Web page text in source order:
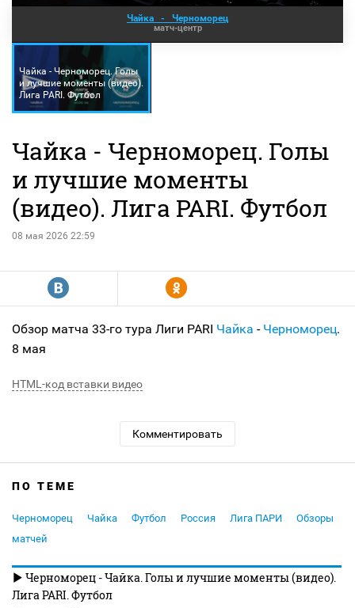
Чайка - Черноморец
матч-центр
Чайка - Черноморец. Голы
и лучшие моменты (видео).
Лига PARI. Футбол
Чайка - Черноморец. Голы
и лучшие моменты
(видео). Лига PARI. Футбол
08 мая 2026 22:59
R Y
Обзор матча 33-го тура Лиги PARI Чайка - Черноморец.
8 мая
HTML-код вставки видео
Комментировать
ПО ТЕМЕ
Черноморец Чайка Футбол Россия Лига ПАРИ
Обзоры
матчей
Черноморец - Чайка. Голы и лучшие моменты (видео).
Лига PARI. Футбол